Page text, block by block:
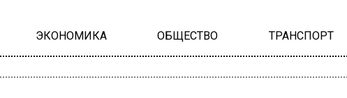
ЭКОНОМИКА ОБЩЕСТВО ТРАНСПОРТ